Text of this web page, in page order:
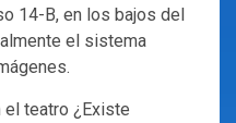
14-B, en los bajos del
el sistema
el teatro ¿Existe